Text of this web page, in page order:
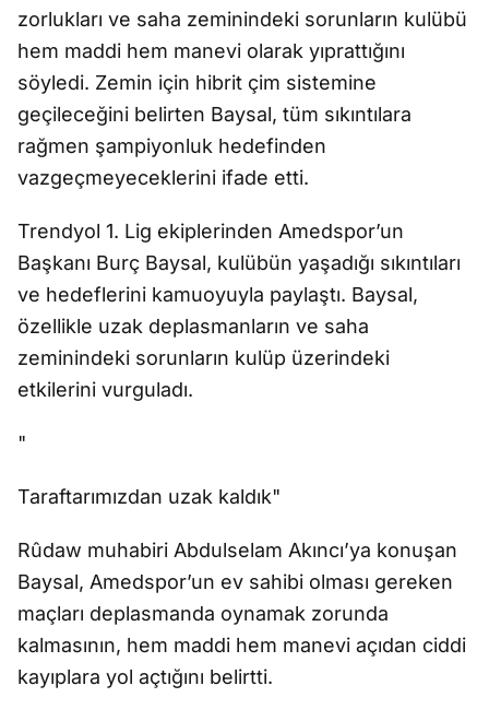
zorlukları ve saha zeminindeki sorunların kulübü
hem maddi hem manevi olarak yıprattığını
söyledi. Zemin için hibrit çim sistemine
geçileceğini belirten Baysal, tüm sıkıntılara
rağmen şampiyonluk hedefinden
vazgeçmeyeceklerini ifade etti.
Trendyol 1. Lig ekiplerinden Amedspor’un
Başkanı Burç Baysal, kulübün yaşadığı sıkıntıları
ve hedeflerini kamuoyuyla paylaştı. Baysal,
özellikle uzak deplasmanların ve saha
zeminindeki sorunların kulüp üzerindeki
etkilerini vurguladı.
"
Taraftarımızdan uzak kaldık"
Rûdaw muhabiri Abdulselam Akıncı’ya konuşan
Baysal, Amedspor’un ev sahibi olması gereken
maçları deplasmanda oynamak zorunda
kalmasının, hem maddi hem manevi açıdan ciddi
kayıplara yol açtığını belirtti.